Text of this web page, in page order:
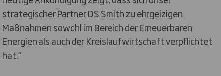
strategischer Partner DS Smith zu ehrgeizigen
Maßnahmen sowohl im Bereich der Erneuerbaren
Energien als auch der Kreislaufwirtschaft verpflichtet
hat.“